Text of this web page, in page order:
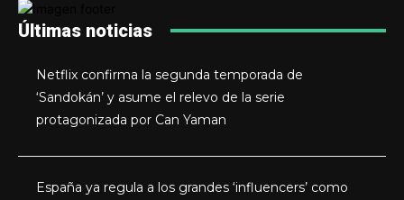
Últimas noticias
Netflix confirma la segunda temporada de
‘Sandokán’ y asume el relevo de la serie
protagonizada por Can Yaman
España ya regula a los grandes ‘influencers’ como